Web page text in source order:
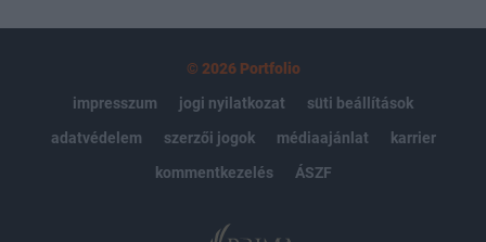
© 2026 Portfolio
impresszum
jogi nyilatkozat
süti beállítások
adatvédelem
szerzői jogok médiaajánlat
karrier
kommentkezelés
ÁSZF